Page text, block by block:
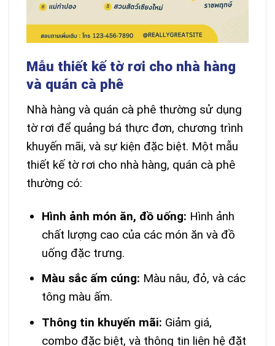
Mẫu thiết kế tờ rơi cho nhà hàng
và quán cà phê
Nhà hàng và quán cà phê thường sử dụng
tờ rơi để quảng bá thực đơn, chương trình
khuyến mãi, và sự kiện đặc biệt. Một mẫu
thiết kế tờ rơi cho nhà hàng, quán cà phê
thường có:
Hình ảnh món ăn, đồ uống: Hình ảnh
chất lượng cao của các món ăn và đồ
uống đặc trưng.
Màu sắc ấm cúng: Màu nâu, đỏ, và các
tông màu ấm.
Thông tin khuyến mãi: Giảm giá,
combo đặc biệt, và thông tin liên hệ đặt